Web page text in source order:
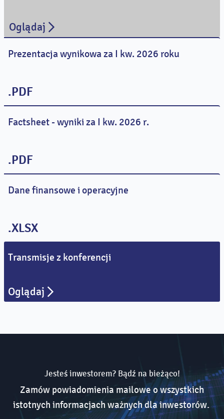
Oglądaj
Prezentacja wynikowa za I kw. 2026 roku
.PDF
Factsheet - wyniki za I kw. 2026 r.
.PDF
Dane finansowe i operacyjne
.XLSX
Transmisje z konferencji
Oglądaj
Jesteś inwestorem? Bądź na bieżąco!
Zamów powiadomienia mailowe o wszystkich
istotnych informacjach ważnych dla inwestorów.